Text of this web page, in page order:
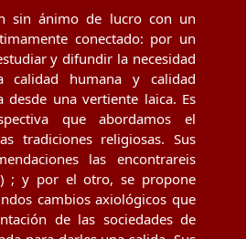
sin ánimo de lucro con un
conectado: por un
y difundir la necesidad
humana y calidad
desde una vertiente laica. Es
que abordamos el
tradiciones religiosas. Sus
las encontrareis
) ; y por el otro, se propone
cambios axiológicos que
de las sociedades de